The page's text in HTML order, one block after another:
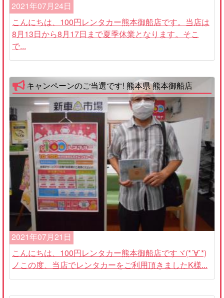
2021年07月24日
こんにちは、100円レンタカー熊本御船店です。当店は
8月13日から8月17日まで夏季休業となります。そこ
で...
キャンペーンのご当選です! 熊本県 熊本御船店
2021年07月21日
こんにちは、100円レンタカー熊本御船店ですヾ(*´∀`*)
ノこの度、当店でレンタカーをご利用頂きましたK様...